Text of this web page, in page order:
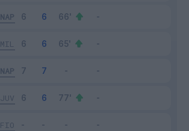
NAP
MIL
NAP
JUV
FIO